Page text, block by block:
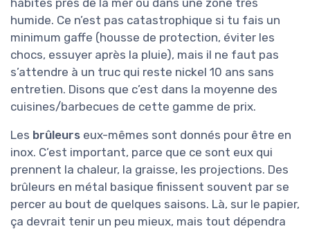
habites près de la mer ou dans une zone très
humide. Ce n’est pas catastrophique si tu fais un
minimum gaffe (housse de protection, éviter les
chocs, essuyer après la pluie), mais il ne faut pas
s’attendre à un truc qui reste nickel 10 ans sans
entretien. Disons que c’est dans la moyenne des
cuisines/barbecues de cette gamme de prix.
Les brûleurs eux-mêmes sont donnés pour être en
inox. C’est important, parce que ce sont eux qui
prennent la chaleur, la graisse, les projections. Des
brûleurs en métal basique finissent souvent par se
percer au bout de quelques saisons. Là, sur le papier,
ça devrait tenir un peu mieux, mais tout dépendra